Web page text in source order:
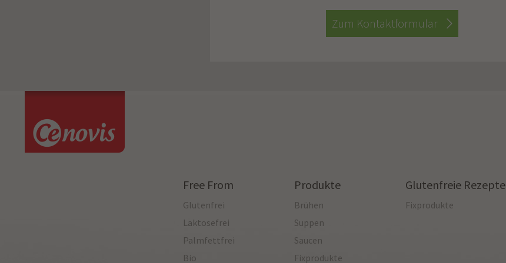
Zum Kontaktformular
Free From
Glutenfrei
Laktosefrei
Palmfettfrei
Bio
Produkte
Brühen
Suppen
Saucen
Fixprodukte
Glutenfreie Rezepte
Fixprodukte